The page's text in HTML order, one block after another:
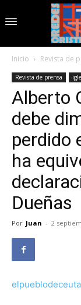
Inicio Revista de
Revista de prensa
Alberto
debe
perdido
ha
Dueñas
Por Juan - 2
elpueblodeceuta